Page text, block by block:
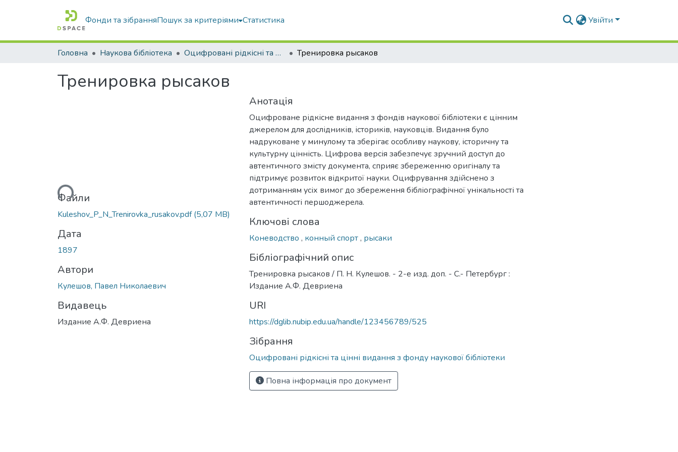
Фонди та зібранняПошук за критеріями Статистика Увійти
Головна Наукова бібліотека Оцифровані рідкісні та цінні видання з фонду наукової бібліотеки Тренировка рысаков
Тренировка рысаков
Вантажиться...Файли
Kuleshov_P_N_Trenirovka_rusakov.pdf(5,07 MB)
Дата
1897
Автори
Кулешов, Павел Николаевич
Видавець
Издание А.Ф. Девриена
Анотація
Оцифроване рідкісне видання з фондів наукової бібліотеки є цінним
джерелом для дослідників, істориків, науковців. Видання було
надруковане у минулому та зберігає особливу наукову, історичну та
культурну цінність. Цифрова версія забезпечує зручний доступ до
автентичного змісту документа, сприяє збереженню оригіналу та
підтримує розвиток відкритої науки. Оцифрування здійснено з
дотриманням усіх вимог до збереження бібліографічної унікальності та
автентичності першоджерела.
Ключові слова
Коневодство , конный спорт, рысаки
Бібліографічний опис
Тренировка рысаков / П. Н. Кулешов. - 2-е изд. доп. - С.- Петербург :
Издание А.Ф. Девриена
URI
https://dglib.nubip.edu.ua/handle/123456789/525
Зібрання
Оцифровані рідкісні та цінні видання з фонду наукової бібліотеки
Повна інформація про документ